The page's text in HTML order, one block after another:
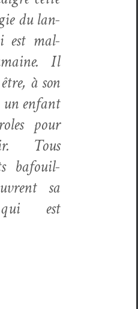
du lan­
est mal­
Il
à son
un enfant
pour
Tous
bafouil­
sa
est